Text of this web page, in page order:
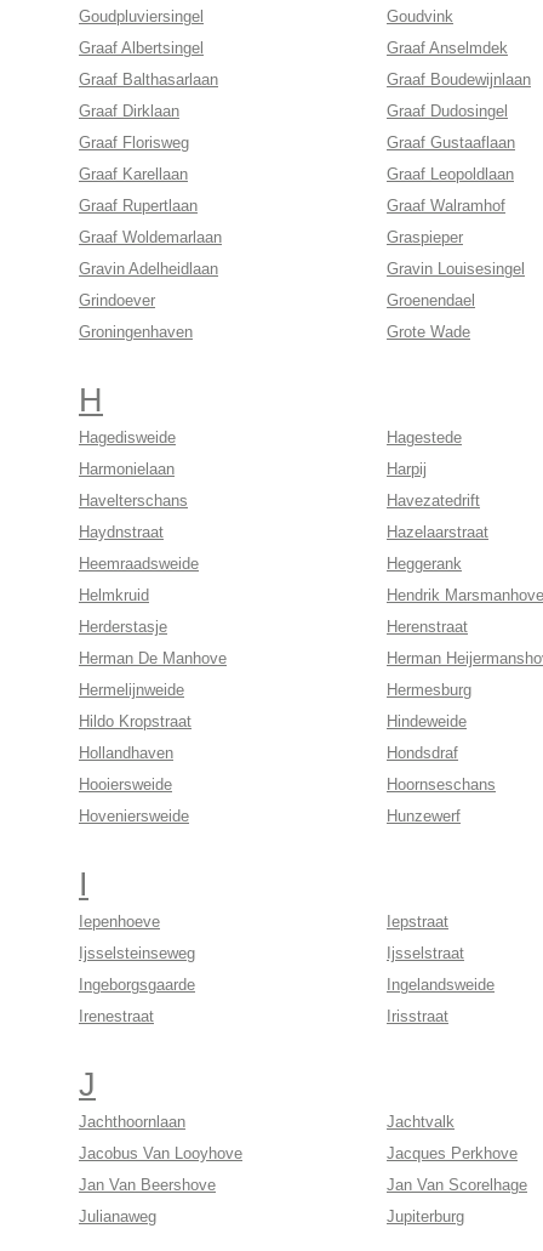
Goudpluviersingel
Goudvink
Graaf Albertsingel
Graaf Anselmdek
Graaf Balthasarlaan
Graaf Boudewijnlaan
Graaf Dirklaan
Graaf Dudosingel
Graaf Florisweg
Graaf Gustaaflaan
Graaf Karellaan
Graaf Leopoldlaan
Graaf Rupertlaan
Graaf Walramhof
Graaf Woldemarlaan
Graspieper
Gravin Adelheidlaan
Gravin Louisesingel
Grindoever
Groenendael
Groningenhaven
Grote Wade
H
Hagedisweide
Hagestede
Harmonielaan
Harpij
Havelterschans
Havezatedrift
Haydnstraat
Hazelaarstraat
Heemraadsweide
Heggerank
Helmkruid
Hendrik Marsmanhove
Herderstasje
Herenstraat
Herman De Manhove
Herman
Hermelijnweide
Hermesburg
Hildo Kropstraat
Hindeweide
Hollandhaven
Hondsdraf
Hooiersweide
Hoornseschans
Hoveniersweide
Hunzewerf
I
Iepenhoeve
Iepstraat
Ijsselsteinseweg
Ijsselstraat
Ingeborgsgaarde
Ingelandsweide
Irenestraat
Irisstraat
J
Jachthoornlaan
Jachtvalk
Jacobus Van Looyhove
Jacques Perkhove
Jan Van Beershove
Jan Van Scorelhage
Julianaweg
Jupiterburg